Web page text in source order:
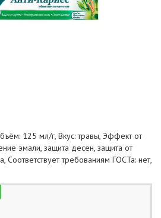
125 мл/г, Вкус: травы, Эффект от
эмали, защита десен, защита от
Соответствует требованиям ГОСТа: нет,